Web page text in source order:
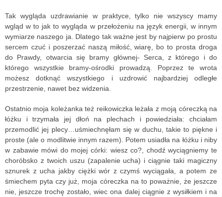
Tak wygląda uzdrawianie w praktyce, tylko nie wszyscy mamy
wgląd w to jak to wygląda w przełożeniu na język energii, w innym
wymiarze naszego ja. Dlatego tak ważne jest by najpierw po prostu
sercem czuć i poszerzać naszą miłość, wiarę, bo to prosta droga
do Prawdy, otwarcia się bramy głównej- Serca, z którego i do
którego wszystkie bramy-ośrodki prowadzą. Poprzez te wrota
możesz dotknąć wszystkiego i uzdrowić najbardziej odległe
przestrzenie, nawet bez widzenia.
Ostatnio moja koleżanka też reikowiczka leżała z moją córeczką na
łóżku i trzymała jej dłoń na plechach i powiedziała: chciałam
przemodlić jej plecy…uśmiechnęłam się w duchu, takie to piękne i
proste (ale o modlitwie innym razem). Potem usiadła na łóżku i niby
w zabawie mówi do mojej córki: wiesz co?, chodź wyciągniemy te
choróbsko z twoich uszu (zapalenie ucha) i ciągnie taki magiczny
sznurek z ucha jakby ciężki wór z czymś wyciągała, a potem ze
śmiechem pyta czy już, moja córeczka na to poważnie, że jeszcze
nie, jeszcze trochę zostało, wiec ona dalej ciągnie z wysiłkiem i na